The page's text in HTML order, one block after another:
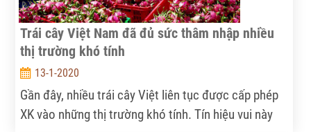
Trái cây Việt Nam đã đủ sức thâm nhập nhiều
thị trường khó tính
13-1-2020
Gần đây, nhiều trái cây Việt liên tục được cấp phép
XK vào những thị trường khó tính. Tín hiệu vui này